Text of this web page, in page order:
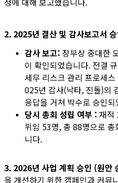
2. 2025년 결산 및 감사보고서
감사 보고: 장부상 중대한
이 확인되었습니다. 전결
세무 리스크 관리 프로세
025년 감사(낙타, 진돌)의
응답을 거쳐 박수로 승인
당시 총회 성립 여부 : 재적
위임 53명, 총 88명으로
니다.
3. 2026년 사업 계획 승인 (원안
을 개선하기 위한 캠페인과 커뮤